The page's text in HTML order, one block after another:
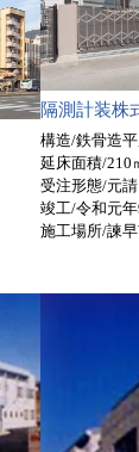
隔測計装
構造/鉄骨造
延床面積/210
受注形態/元請
竣工/令和元年
施工場所/諫